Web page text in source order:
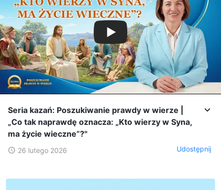
Seria kazań: Poszukiwanie prawdy w wierze |
„Co tak naprawdę oznacza: „Kto wierzy w Syna,
ma życie wieczne”?"
26 lutego 2026 Udostępnij